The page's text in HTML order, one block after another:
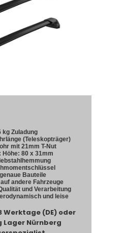
kg Zuladung
(Teleskopträger)
mit 21mm T-Nut
Höhe: 80 x 31mm
Bauteile
andere Fahrzeuge
und Verarbeitung
und leise
Werktage (DE) oder
Lager Nürnberg